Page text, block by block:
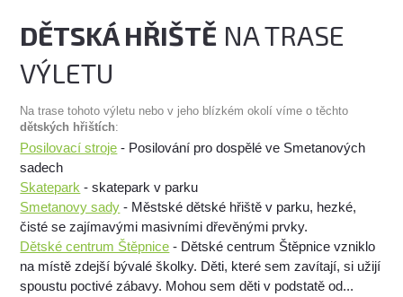
DĚTSKÁ HŘIŠTĚ NA TRASE
VÝLETU
Na trase tohoto výletu nebo v jeho blízkém okolí víme o těchto
dětských hřištích:
Posilovací stroje - Posilování pro dospělé ve Smetanových
sadech
Skatepark - skatepark v parku
Smetanovy sady - Městské dětské hřiště v parku, hezké,
čisté se zajímavými masivními dřevěnými prvky.
Dětské centrum Štěpnice - Dětské centrum Štěpnice vzniklo
na místě zdejší bývalé školky. Děti, které sem zavítají, si užijí
spoustu poctivé zábavy. Mohou sem děti v podstatě od...